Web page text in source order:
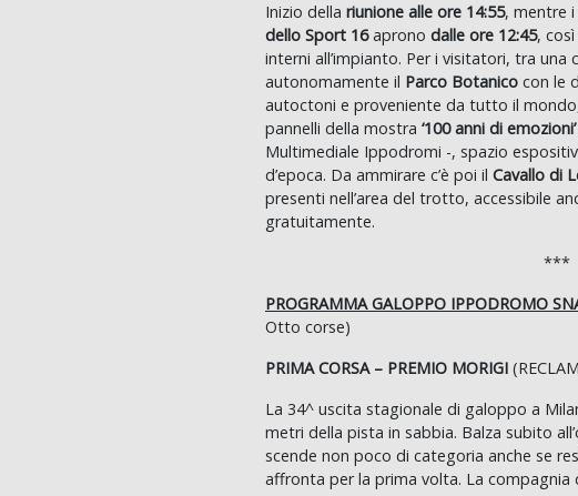
Inizio della riunione alle ore 14:55, mentre i
dello Sport 16aprono dalle ore 12:45,
interni all’impianto. Per i visitatori, tra una
autonomamente il Parco Botanico con le
autoctoni e proveniente da tutto il
pannelli della mostra ‘100 anni di emozioni’
Multimediale Ippodromi -, spazio
d’epoca. Da ammirare c’è poi il Cavallo di
presenti nell’area del trotto, accessibile
gratuitamente.
***
PROGRAMMA GALOPPO IPPODROMO
Otto corse)
PRIMA CORSA – PREMIO MORIGI
La 34^ uscita stagionale di galoppo a
metri della pista in sabbia. Balza subito
scende non poco di categoria anche se
affronta per la prima volta. La compagnia